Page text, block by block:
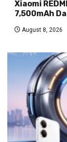
Xiaomi
7,500mAh
August 8, 2026